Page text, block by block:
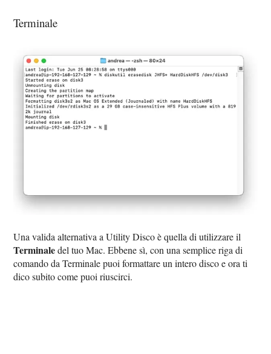
Terminale
Una valida alternativa a Utility Disco è quella di utilizzare il
Terminaledel tuo Mac. Ebbene sì, con una semplice riga di
comando da Terminale puoi formattare un intero disco e ora ti
dico subito come puoi riuscirci.